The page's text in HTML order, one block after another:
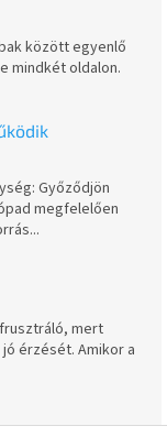
között egyenlő
mindkét oldalon.
Győződjön
megfelelően
mert
érzését. Amikor a